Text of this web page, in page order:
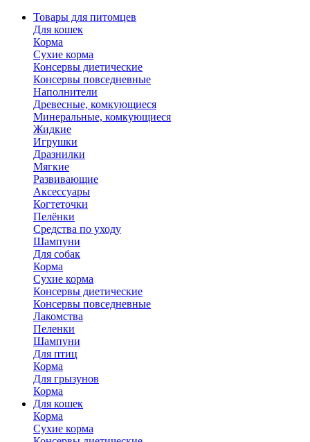
Товары для питомцев
Для кошек
Корма
Сухие корма
Консервы диетические
Консервы повседневные
Наполнители
Древесные, комкующиеся
Минеральные, комкующиеся
Жидкие
Игрушки
Дразнилки
Мягкие
Развивающие
Аксессуары
Когтеточки
Пелёнки
Средства по уходу
Шампуни
Для собак
Корма
Сухие корма
Консервы диетические
Консервы повседневные
Лакомства
Пеленки
Шампуни
Для птиц
Корма
Для грызунов
Корма
Для кошек
Корма
Сухие корма